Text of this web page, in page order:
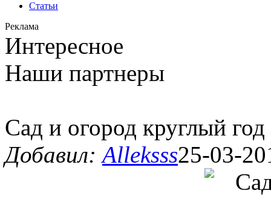
Статьи
Реклама
Интересное
Наши партнеры
Сад и огород круглый
Добавил:Alleksss25-03-